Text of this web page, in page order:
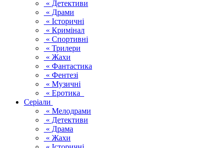
« Детективи
« Драми
« Історичні
« Кримінал
« Спортивні
« Трилери
« Жахи
« Фантастика
« Фентезі
« Музичні
« Еротика
Серіали
« Мелодрами
« Детективи
« Драма
« Жахи